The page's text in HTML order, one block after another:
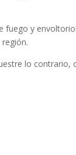
fuego y
lo contrario,